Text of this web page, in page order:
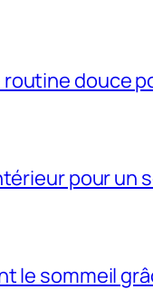
douce
pour un
le sommeil